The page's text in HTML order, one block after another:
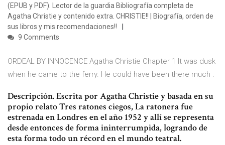
(EPUB y PDF). Lector de la guardia Bibliografía completa de
Agatha Christie y contenido extra. CHRISTIE!! | Biografía, orden de
sus libros y mis recomendaciones!!
9 Comments
ORDEAL BY INNOCENCE Agatha Christie Chapter 1 It was dusk
when he came to the ferry. He could have been there much .
Descripción. Escrita por Agatha Christie y basada en su
propio relato Tres ratones ciegos, La ratonera fue
estrenada en Londres en el año 1952 y allí se representa
desde entonces de forma ininterrumpida, logrando de
esta forma todo un récord en el mundo teatral.